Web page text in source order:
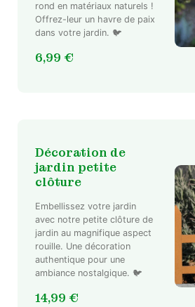
rond en matériaux naturels !
Offrez-leur un havre de paix
dans votre jardin. 🐦
6,99 €
Décoration de
jardin petite
clôture
Embellissez votre jardin
avec notre petite clôture de
jardin au magnifique aspect
rouille. Une décoration
authentique pour une
ambiance nostalgique. 🐦
14,99 €